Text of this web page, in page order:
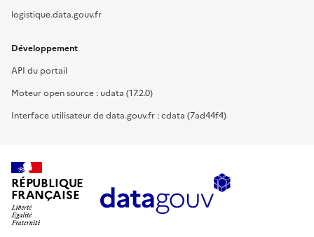
logistique.data.gouv.fr
Développement
API du portail
Moteur open source : udata (17.2.0)
Interface utilisateur de data.gouv.fr : cdata (7ad44f4)
RÉPUBLIQUE
FRANÇAISE